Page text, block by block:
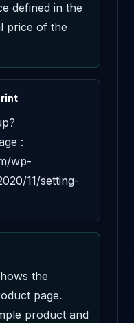
defined in the
price of the
:
wp-
11/setting-
the
page.
product and